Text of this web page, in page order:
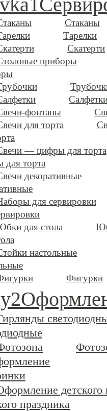
Стаканы
Тарелки
Скатерти
для торта
Фигурки
праздника